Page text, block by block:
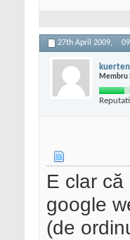
27th April 2009,
kuerten
Membru
E clar
google
(de